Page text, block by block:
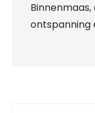
ontspanning